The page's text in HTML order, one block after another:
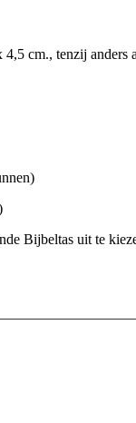
cm., tenzij anders
Bijbeltas uit te